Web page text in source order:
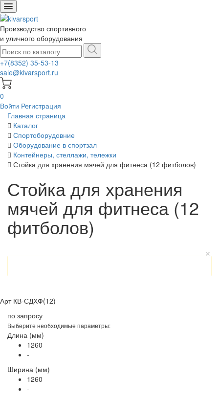
Производство спортивного
и уличного оборудования
+7(8352) 35-53-13
sale@kivarsport.ru
0
Войти Регистрация
Главная страница
Каталог
Спортоборудовние
Оборудование в спортзал
Контейнеры, стеллажи, тележки
Стойка для хранения мячей для фитнеса (12 фитболов)
Стойка для хранения
мячей для фитнеса (12
фитболов)
Арт КВ-СДХФ(12)
по запросу
Выберите необходимые параметры:
Длина (мм)
1260
-
Ширина (мм)
1260
-